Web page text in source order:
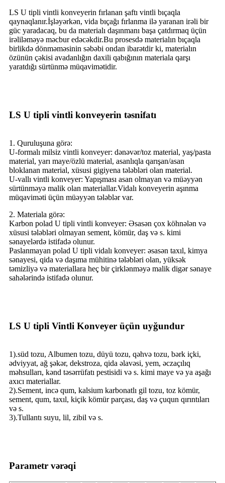
LS U tipli vintli konveyerin fırlanan şaftı vintli bıçaqla
qaynaqlanır.İşləyərkən, vida bıçağı fırlanma ilə yaranan irəli bir
güc yaradacaq, bu da materialı daşınmanı başa çatdırmaq üçün
irəliləməyə məcbur edəcəkdir.Bu prosesdə materialın bıçaqla
birlikdə dönməməsinin səbəbi ondan ibarətdir ki, materialın
özünün çəkisi avadanlığın daxili qabığının materiala qarşı
yaratdığı sürtünmə müqavimətidir.
LS U tipli vintli konveyerin təsnifatı
1. Quruluşuna görə:
U-formalı milsiz vintli konveyer: dənəvər/toz material, yaş/pasta
material, yarı maye/özlü material, asanlıqla qarışan/asan
bloklanan material, xüsusi gigiyena tələbləri olan material.
U-vallı vintli konveyer: Yapışması asan olmayan və müəyyən
sürtünməyə malik olan materiallar.Vidalı konveyerin aşınma
müqaviməti üçün müəyyən tələblər var.
2. Materiala görə:
Karbon polad U tipli vintli konveyer: Əsasən çox köhnələn və
xüsusi tələbləri olmayan sement, kömür, daş və s. kimi
sənayelərdə istifadə olunur.
Paslanmayan polad U tipli vidalı konveyer: əsasən taxıl, kimya
sənayesi, qida və daşıma mühitinə tələbləri olan, yüksək
təmizliyə və materiallara heç bir çirklənməyə malik digər sənaye
sahələrində istifadə olunur.
LS U tipli Vintli Konveyer üçün uyğundur
1).süd tozu, Albumen tozu, düyü tozu, qəhvə tozu, bərk içki,
ədviyyat, ağ şəkər, dekstroza, qida əlavəsi, yem, əczaçılıq
məhsulları, kənd təsərrüfatı pestisidi və s. kimi maye və ya aşağı
axıcı materiallar.
2).Sement, incə qum, kalsium karbonatlı gil tozu, toz kömür,
sement, qum, taxıl, kiçik kömür parçası, daş və çuqun qırıntıları
və s.
3).Tullantı suyu, lil, zibil və s.
Parametr vərəqi